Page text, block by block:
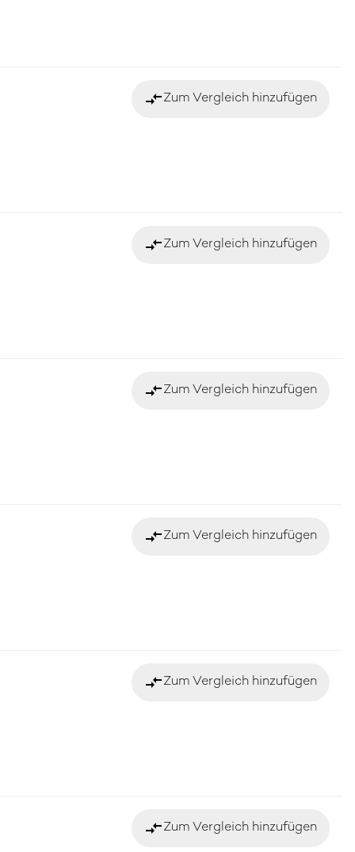
compare_arrowsZum Vergleich hinzufügen
compare_arrowsZum Vergleich hinzufügen
compare_arrowsZum Vergleich hinzufügen
compare_arrowsZum Vergleich hinzufügen
compare_arrowsZum Vergleich hinzufügen
compare_arrowsZum Vergleich hinzufügen